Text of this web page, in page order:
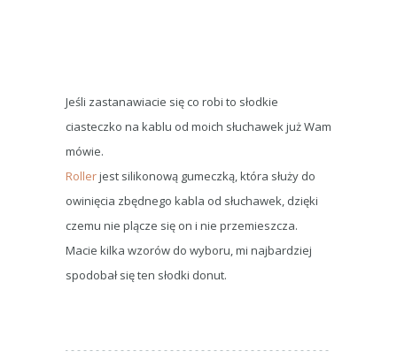
Jeśli zastanawiacie się co robi to słodkie
ciasteczko na kablu od moich słuchawek już Wam
mówie.
Rollerjest silikonową gumeczką, która służy do
owinięcia zbędnego kabla od słuchawek, dzięki
czemu nie plącze się on i nie przemieszcza.
Macie kilka wzorów do wyboru, mi najbardziej
spodobał się ten słodki donut.